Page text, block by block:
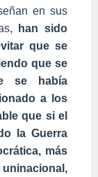
en sus
han sido
que se
que se
se había
a los
que si el
la Guerra
más